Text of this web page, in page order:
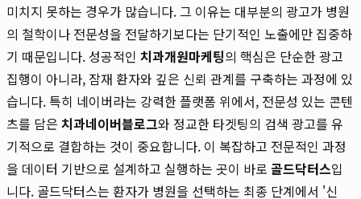
미치지 못하는 경우가 많습니다. 그 이유는 대부분의 광고가 병원
의 철학이나 전문성을 전달하기보다는 단기적인 노출에만 집중하
기 때문입니다. 성공적인 치과개원마케팅의 핵심은 단순한 광고
집행이 아니라, 잠재 환자와 깊은 신뢰 관계를 구축하는 과정에 있
습니다. 특히 네이버라는 강력한 플랫폼 위에서, 전문성 있는 콘텐
츠를 담은 치과네이버블로그와 정교한 타겟팅의 검색 광고를 유
기적으로 결합하는 것이 중요합니다. 이 복잡하고 전문적인 과정
을 데이터 기반으로 설계하고 실행하는 곳이 바로 골드닥터스입
니다. 골드닥터스는 환자가 병원을 선택하는 최종 단계에서 '신